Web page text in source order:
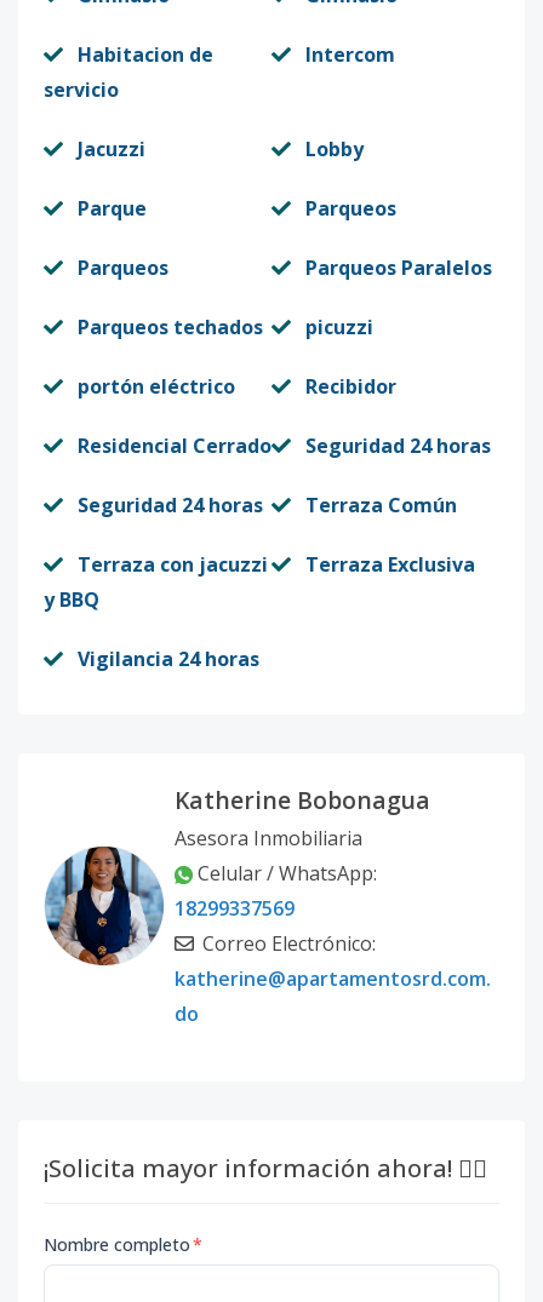
Habitacion de
servicio
Intercom
Jacuzzi Lobby
Parque Parqueos
Parqueos Parqueos Paralelos
Parqueos techados picuzzi
portón eléctrico Recibidor
Residencial Cerrado Seguridad 24 horas
Seguridad 24 horas Terraza Común
Terraza con jacuzzi
y BBQ
Terraza Exclusiva
Vigilancia 24 horas
Katherine Bobonagua
Asesora Inmobiliaria
Celular / WhatsApp:
18299337569
Correo Electrónico:
katherine@apartamentosrd.com.
do
¡Solicita mayor información ahora! 👇🏽
Nombre completo*